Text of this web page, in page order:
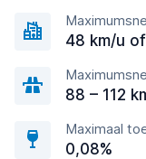
48 km/u
88 – 112
Maximaal
0,08%